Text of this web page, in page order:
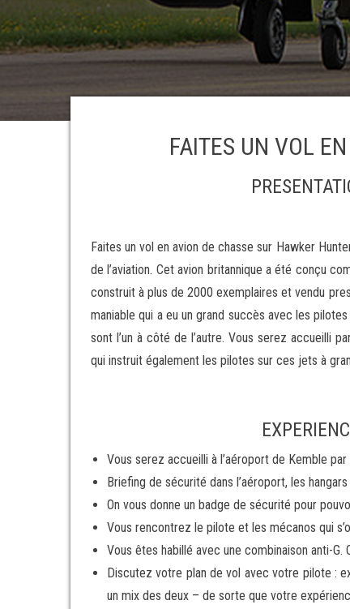
FAITES UN VOL
Faites un vol en avion de chasse sur Hawker
de l’aviation. Cet avion britannique a été conçu
construit à plus de 2000 exemplaires et vendu
maniable qui a eu un grand succès avec les
sont l’un à côté de l’autre. Vous serez accueilli
qui instruit également les pilotes sur ces jets à
Vous serez accueilli à l’aéroport de Kemble
Briefing de sécurité dans l’aéroport, les
On vous donne un badge de sécurité pour
Vous rencontrez le pilote et les mécanos qui
Vous êtes habillé avec une combinaison anti-
Discutez votre plan de vol avec votre pilote :
un mix des deux – de sorte que votre